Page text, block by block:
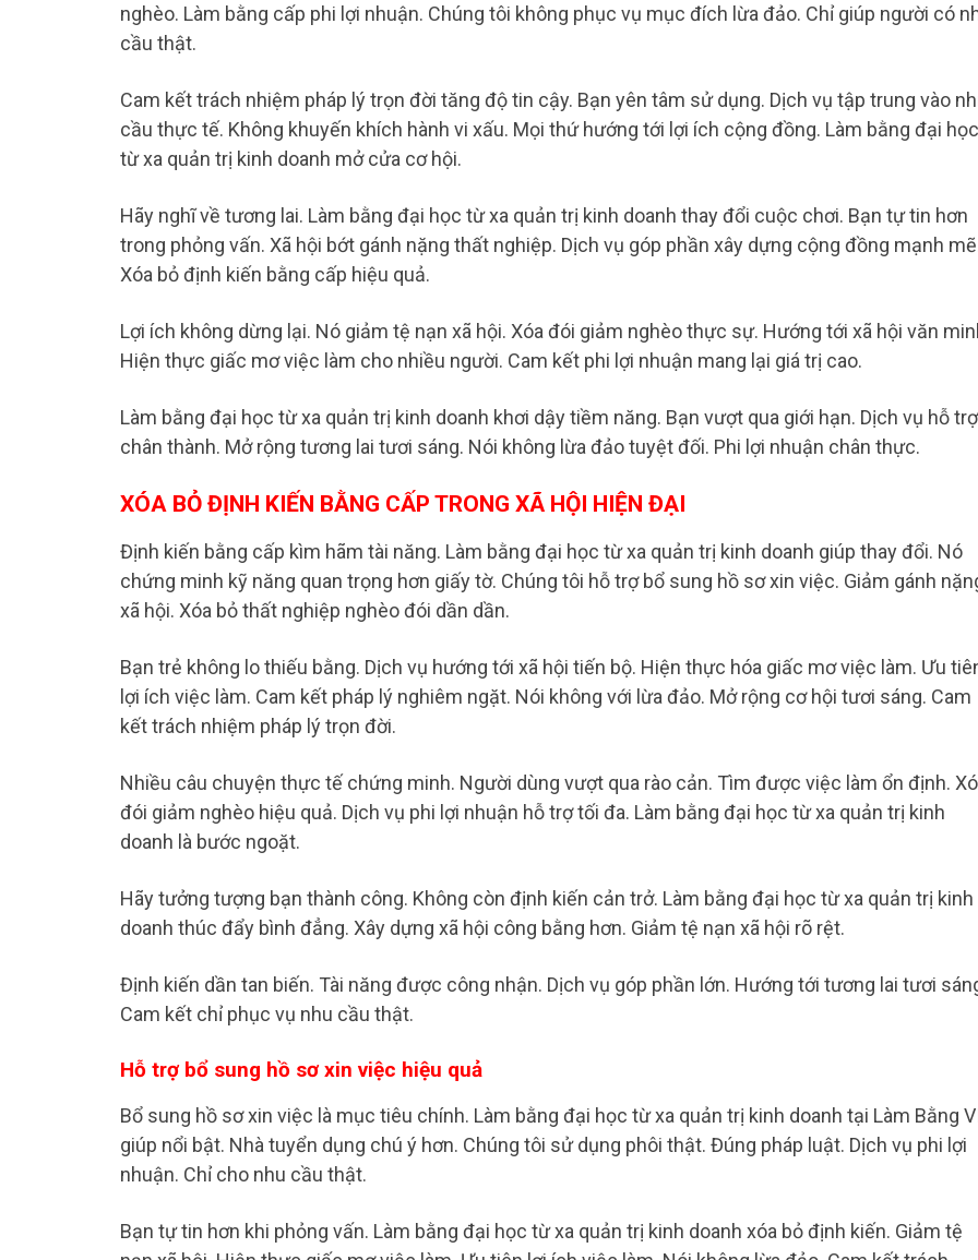
nghèo. Làm bằng cấp phi lợi nhuận. Chúng tôi không phục vụ mục đích lừa đảo. Chỉ giúp người có
cầu thật.
Cam kết trách nhiệm pháp lý trọn đời tăng độ tin cậy. Bạn yên tâm sử dụng. Dịch vụ tập trung vào
cầu thực tế. Không khuyến khích hành vi xấu. Mọi thứ hướng tới lợi ích cộng đồng. Làm bằng đại học
từ xa quản trị kinh doanh mở cửa cơ hội.
Hãy nghĩ về tương lai. Làm bằng đại học từ xa quản trị kinh doanh thay đổi cuộc chơi. Bạn tự tin hơn
trong phỏng vấn. Xã hội bớt gánh nặng thất nghiệp. Dịch vụ góp phần xây dựng cộng đồng mạnh
Xóa bỏ định kiến bằng cấp hiệu quả.
Lợi ích không dừng lại. Nó giảm tệ nạn xã hội. Xóa đói giảm nghèo thực sự. Hướng tới xã hội văn
Hiện thực giấc mơ việc làm cho nhiều người. Cam kết phi lợi nhuận mang lại giá trị cao.
Làm bằng đại học từ xa quản trị kinh doanh khơi dậy tiềm năng. Bạn vượt qua giới hạn. Dịch vụ hỗ trợ
chân thành. Mở rộng tương lai tươi sáng. Nói không lừa đảo tuyệt đối. Phi lợi nhuận chân thực.
XÓA BỎ ĐỊNH KIẾN BẰNG CẤP TRONG XÃ HỘI HIỆN ĐẠI
Định kiến bằng cấp kìm hãm tài năng. Làm bằng đại học từ xa quản trị kinh doanh giúp thay đổi. Nó
chứng minh kỹ năng quan trọng hơn giấy tờ. Chúng tôi hỗ trợ bổ sung hồ sơ xin việc. Giảm gánh
xã hội. Xóa bỏ thất nghiệp nghèo đói dần dần.
Bạn trẻ không lo thiếu bằng. Dịch vụ hướng tới xã hội tiến bộ. Hiện thực hóa giấc mơ việc làm. Ưu
lợi ích việc làm. Cam kết pháp lý nghiêm ngặt. Nói không với lừa đảo. Mở rộng cơ hội tươi sáng. Cam
kết trách nhiệm pháp lý trọn đời.
Nhiều câu chuyện thực tế chứng minh. Người dùng vượt qua rào cản. Tìm được việc làm ổn định.
đói giảm nghèo hiệu quả. Dịch vụ phi lợi nhuận hỗ trợ tối đa. Làm bằng đại học từ xa quản trị kinh
doanh là bước ngoặt.
Hãy tưởng tượng bạn thành công. Không còn định kiến cản trở. Làm bằng đại học từ xa quản trị kinh
doanh thúc đẩy bình đẳng. Xây dựng xã hội công bằng hơn. Giảm tệ nạn xã hội rõ rệt.
Định kiến dần tan biến. Tài năng được công nhận. Dịch vụ góp phần lớn. Hướng tới tương lai tươi
Cam kết chỉ phục vụ nhu cầu thật.
Hỗ trợ bổ sung hồ sơ xin việc hiệu quả
Bổ sung hồ sơ xin việc là mục tiêu chính. Làm bằng đại học từ xa quản trị kinh doanh tại Làm Bằng
giúp nổi bật. Nhà tuyển dụng chú ý hơn. Chúng tôi sử dụng phôi thật. Đúng pháp luật. Dịch vụ phi lợi
nhuận. Chỉ cho nhu cầu thật.
Bạn tự tin hơn khi phỏng vấn. Làm bằng đại học từ xa quản trị kinh doanh xóa bỏ định kiến. Giảm tệ